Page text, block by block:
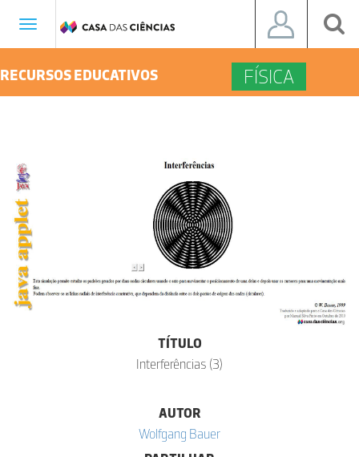
Toggle
RECURSOS EDUCATIVOS FÍSICA
TÍTULO
Interferências (3)
AUTOR
Wolfgang Bauer